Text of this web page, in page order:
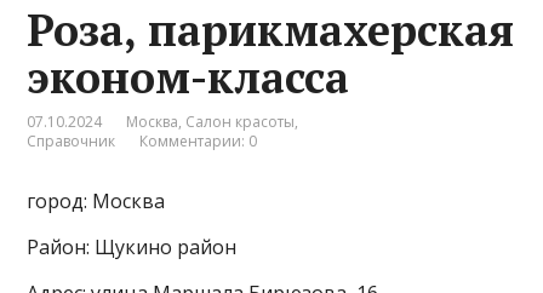
Роза, парикмахерская
эконом-класса
07.10.2024 Москва, Салон красоты,
Справочник
Комментарии: 0
город: Москва
Район: Щукино район